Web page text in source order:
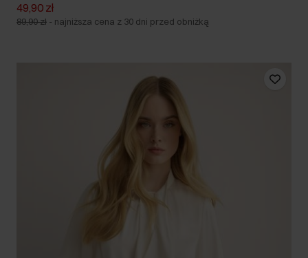
49,90 zł
89,90 zł - najniższa cena z 30 dni przed obniżką